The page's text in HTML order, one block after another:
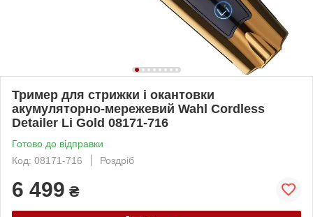
Тример для стрижки і окантовки
акумуляторно-мережевий Wahl Cordless
Detailer Li Gold 08171-716
Готово до відправки
Код: 08171-716
Роздріб
6 499 ₴